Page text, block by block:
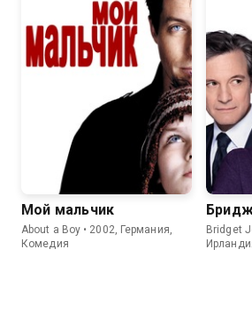
Мой мальчик
About a Boy • 2002, Германия,
Комедия
Bridget